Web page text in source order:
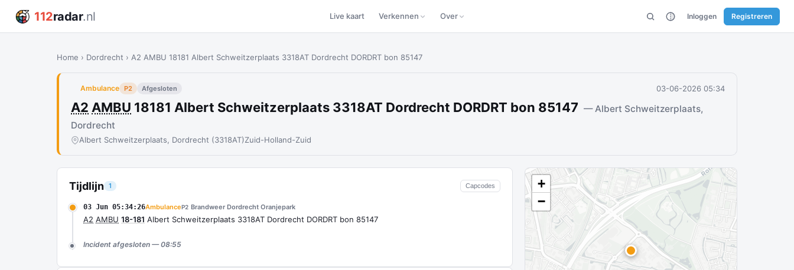
112radar.nl Live kaart Verkennen Over Inloggen Registreren
Home › Dordrecht › A2 AMBU 18181 Albert Schweitzerplaats 3318AT Dordrecht DORDRT bon 85147
Ambulance P2 Afgesloten 03-06-2026 05:34
A2 AMBU 18181 Albert Schweitzerplaats 3318AT Dordrecht DORDRT bon 85147 — Albert Schweitzerplaats,
Dordrecht
Albert Schweitzerplaats, Dordrecht (3318AT)Zuid-Holland-Zuid
Tijdlijn 1 Capcodes
03 Jun 05:34:26AmbulanceP2 Brandweer Dordrecht Oranjepark
A2 AMBU 18-181 Albert Schweitzerplaats 3318AT Dordrecht DORDRT bon 85147
Incident afgesloten — 08:55
+
−